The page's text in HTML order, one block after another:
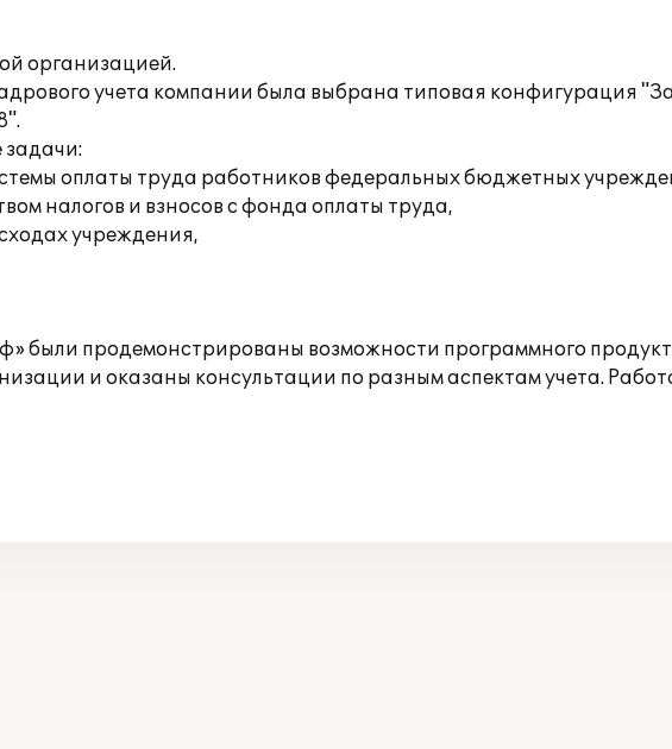
организацией.
учета компании была выбрана типовая конфигурация
задачи:
оплаты труда работников федеральных бюджетных
налогов и взносов с фонда оплаты труда,
учреждения,
были продемонстрированы возможности программного
и оказаны консультации по разным аспектам учета.